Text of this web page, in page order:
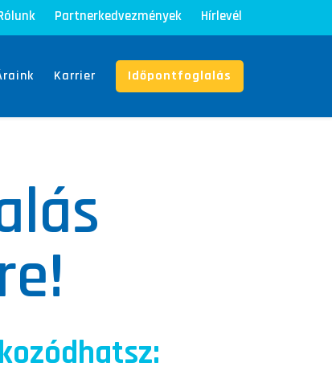
Partnerkedvezmények Hírlevél
Karrier Időpontfoglalás